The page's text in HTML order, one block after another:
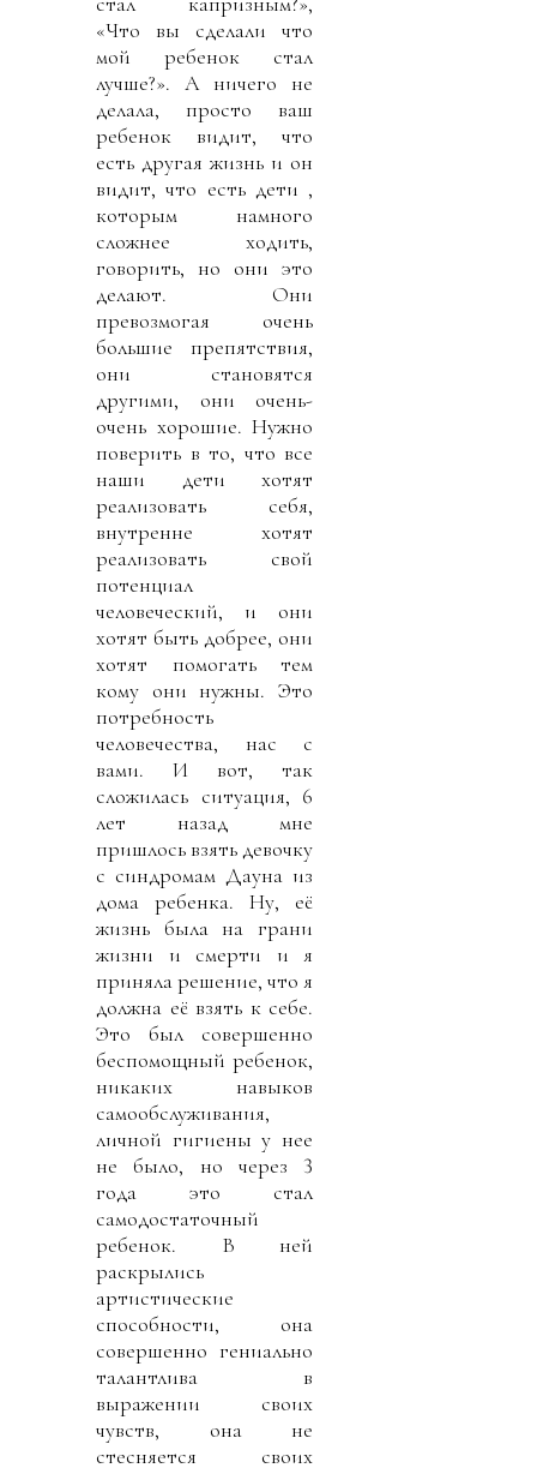
«Что вы сделали что
мой ребенок стал
лучше?». А ничего не
делала, просто ваш
ребенок видит, что
есть другая жизнь и он
видит, что есть дети ,
которым намного
сложнее ходить,
говорить, но они это
делают. Они
превозмогая очень
большие препятствия,
они становятся
другими, они очень-
очень хорошие. Нужно
поверить в то, что все
наши дети хотят
реализовать себя,
внутренне хотят
реализовать свой
потенциал
человеческий, и они
хотят быть добрее, они
хотят помогать тем
кому они нужны. Это
потребность
человечества, нас с
вами. И вот, так
сложилась ситуация, 6
лет назад мне
пришлось взять девочку
с синдромам Дауна из
дома ребенка. Ну, её
жизнь была на грани
жизни и смерти и я
приняла решение, что я
должна её взять к себе.
Это был совершенно
беспомощный ребенок,
никаких навыков
самообслуживания,
личной гигиены у нее
не было, но через 3
года это стал
самодостаточный
ребенок. В ней
раскрылись
артистические
способности, она
совершенно гениально
талантлива в
выражении своих
чувств, она не
стесняется своих